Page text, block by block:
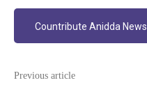
Countribute Anidda
Previous article